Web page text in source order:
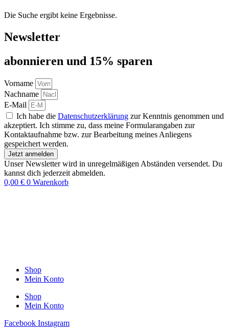
Die Suche ergibt keine Ergebnisse.
Newsletter
abon­nie­ren und 15% sparen
Vorname
Nachname
E-Mail
Ich habe die Datenschutzerklärung zur Kenntnis genommen und
akzeptiert. Ich stimme zu, dass meine Formularangaben zur
Kontaktaufnahme bzw. zur Bearbeitung meines Anliegens
gespeichert werden.
Jetzt anmelden
Unser Newsletter wird in unregelmäßigen Abständen versendet. Du
kannst dich jederzeit abmelden.
0,00 € 0 Warenkorb
Shop
Mein Konto
Shop
Mein Konto
Facebook Instagram